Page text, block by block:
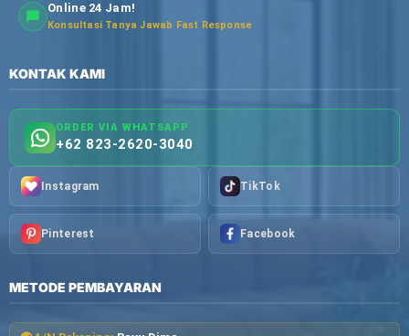
Online 24 Jam!
Konsultasi Tanya Jawab Fast Response
KONTAK KAMI
ORDER VIA WHATSAPP
+62 823-2620-3040
Instagram TikTok
Pinterest Facebook
METODE PEMBAYARAN